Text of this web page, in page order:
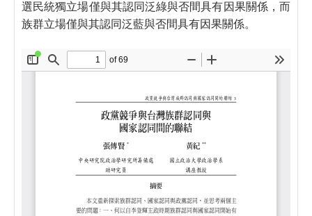
選民統獨立場僅與其認同泛綠與否間具有因果關係，而
族群立場僅與其認同泛藍與否間具有因果關係。